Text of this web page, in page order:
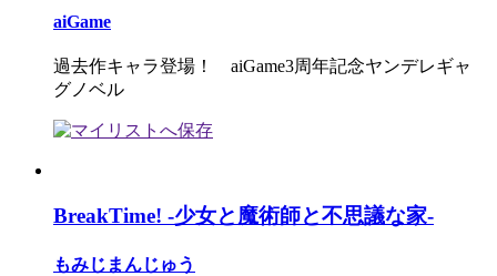
aiGame
過去作キャラ登場！ aiGame3周年記念ヤンデレギャ
グノベル
BreakTime! -少女と魔術師と不思議な家-
もみじまんじゅう